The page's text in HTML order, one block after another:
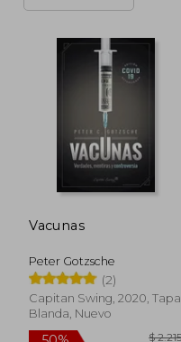
Vacunas
Peter Gotzsche
(2)
Capitan Swing, 2020, Tapa
Blanda, Nuevo